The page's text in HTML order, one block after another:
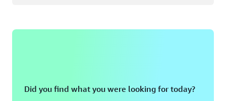
Did you find what you were looking for today?